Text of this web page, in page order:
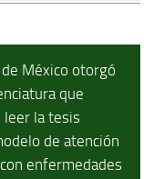
México otorgó
que
leer la tesis
de atención
enfermedades